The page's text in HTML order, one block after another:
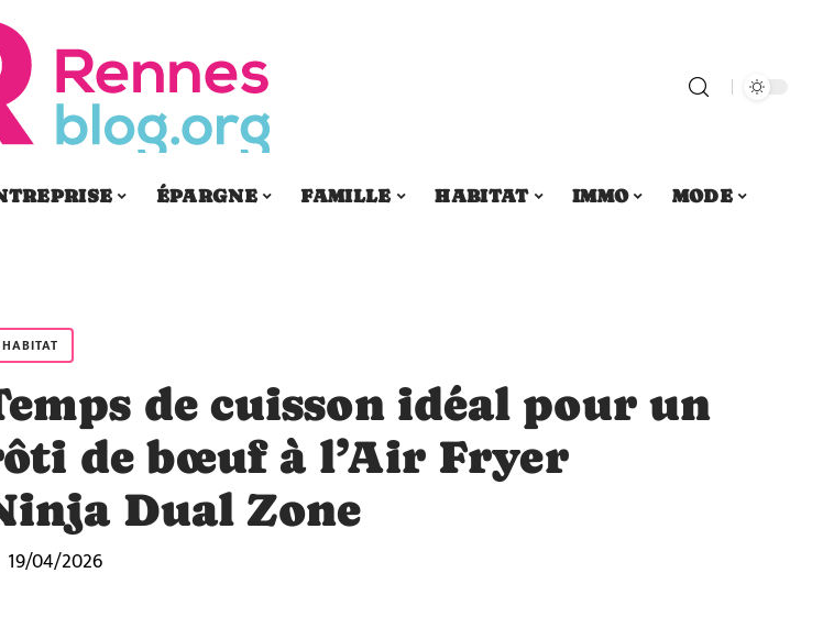
ÉPARGNE FAMILLE HABITAT IMMO
MODE
HABITAT
de cuisson idéal pour un
de bœuf à l’Air Fryer
Dual Zone
19/04/2026